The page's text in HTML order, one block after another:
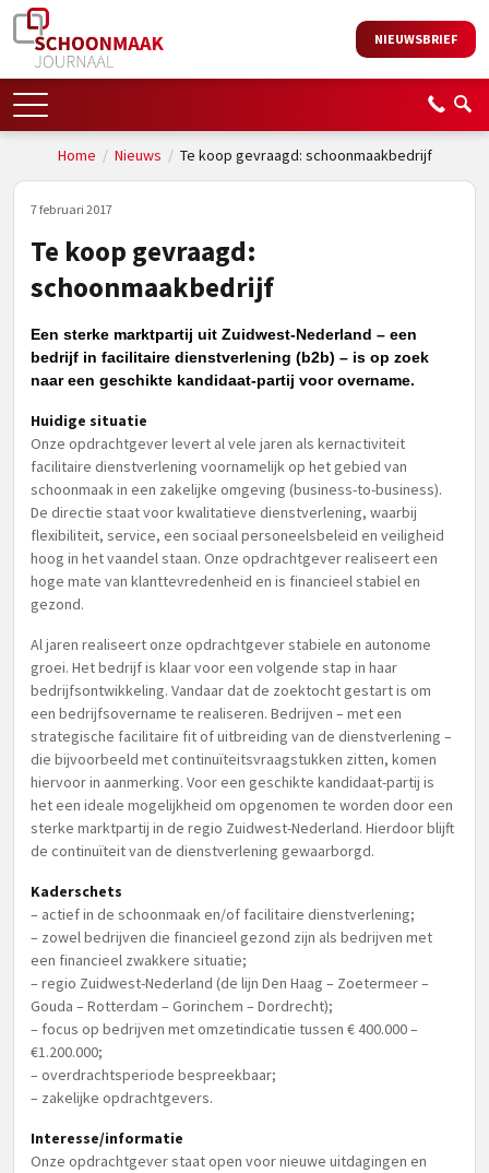
NIEUWSBRIEF
Home / Nieuws / Te koop gevraagd: schoonmaakbedrijf
7 februari 2017
Te koop gevraagd:
schoonmaakbedrijf
Een sterke marktpartij uit Zuidwest-Nederland – een
bedrijf in facilitaire dienstverlening (b2b) – is op zoek
naar een geschikte kandidaat-partij voor overname.
Huidige situatie
Onze opdrachtgever levert al vele jaren als kernactiviteit
facilitaire dienstverlening voornamelijk op het gebied van
schoonmaak in een zakelijke omgeving (business-to-business).
De directie staat voor kwalitatieve dienstverlening, waarbij
flexibiliteit, service, een sociaal personeelsbeleid en veiligheid
hoog in het vaandel staan. Onze opdrachtgever realiseert een
hoge mate van klanttevredenheid en is financieel stabiel en
gezond.
Al jaren realiseert onze opdrachtgever stabiele en autonome
groei. Het bedrijf is klaar voor een volgende stap in haar
bedrijfsontwikkeling. Vandaar dat de zoektocht gestart is om
een bedrijfsovername te realiseren. Bedrijven – met een
strategische facilitaire fit of uitbreiding van de dienstverlening –
die bijvoorbeeld met continuïteitsvraagstukken zitten, komen
hiervoor in aanmerking. Voor een geschikte kandidaat-partij is
het een ideale mogelijkheid om opgenomen te worden door een
sterke marktpartij in de regio Zuidwest-Nederland. Hierdoor blijft
de continuïteit van de dienstverlening gewaarborgd.
Kaderschets
– actief in de schoonmaak en/of facilitaire dienstverlening;
– zowel bedrijven die financieel gezond zijn als bedrijven met
een financieel zwakkere situatie;
– regio Zuidwest-Nederland (de lijn Den Haag – Zoetermeer –
Gouda – Rotterdam – Gorinchem – Dordrecht);
– focus op bedrijven met omzetindicatie tussen € 400.000 –
€1.200.000;
– overdrachtsperiode bespreekbaar;
– zakelijke opdrachtgevers.
Interesse/informatie
Onze opdrachtgever staat open voor nieuwe uitdagingen en